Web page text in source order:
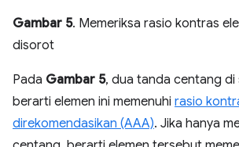
Gambar 5. Memeriksa rasio kontras
disorot
Pada Gambar 5, dua tanda centang di
berarti elemen ini memenuhi rasio
direkomendasikan (AAA). Jika hanya